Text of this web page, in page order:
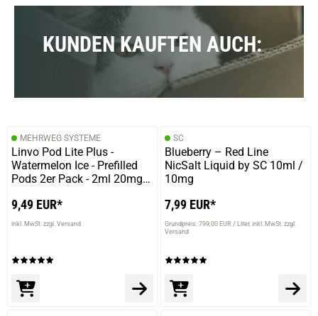
KUNDEN KAUFTEN AUCH:
MEHRWEG SYSTEME
Linvo Pod Lite Plus -
Watermelon Ice - Prefilled
Pods 2er Pack - 2ml 20mg
9,49 EUR*
inkl. MwSt. zzgl. Versand
SC
Blueberry – Red Line
NicSalt Liquid by SC 10ml /
10mg
7,99 EUR*
Grundpreis: 799,00 EUR / Liter inkl. MwSt. zzgl.
Versand